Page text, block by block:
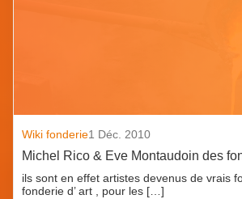
Wiki fonderie1 Déc. 2010
Michel Rico & Eve Montaudoin des
ils sont en effet artistes devenus de vrais
fonderie d’ art , pour les […]